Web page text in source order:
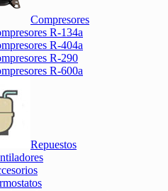
Compresores
R-134a
R-404a
R-290
R-600a
Repuestos